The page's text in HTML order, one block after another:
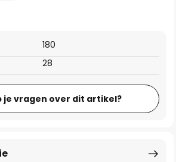
180
28
je vragen over dit artikel?